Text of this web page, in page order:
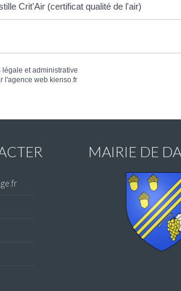
Crit'Air (certificat qualité de l'air)
et administrative
l'agence web kienso.fr
MAIRIE DE